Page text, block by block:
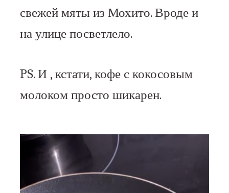
свежей мяты из Мохито. Вроде и
на улице посветлело.
PS. И , кстати, кофе с кокосовым
молоком просто шикарен.